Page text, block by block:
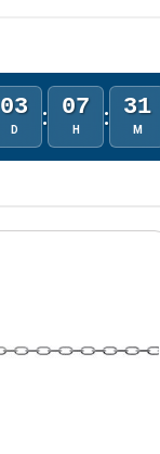
03
D : 07
H : 31
M